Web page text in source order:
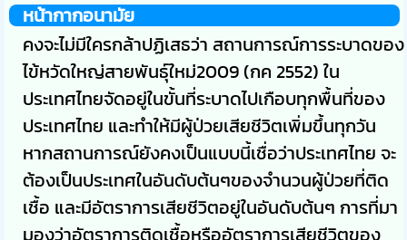
หน้ากากอนามัย
คงจะไม่มีใครกล้าปฏิเสธว่า สถานการณ์การระบาดของ
ไข้หวัดใหญ่สายพันธุ์ใหม่2009 (กค 2552) ใน
ประเทศไทยจัดอยู่ในขั้นที่ระบาดไปเกือบทุกพื้นที่ของ
ประเทศไทย และทำให้มีผู้ป่วยเสียชีวิตเพิ่มขึ้นทุกวัน
หากสถานการณ์ยังคงเป็นแบบนี้เชื่อว่าประเทศไทย จะ
ต้องเป็นประเทศในอันดับต้นๆของจำนวนผู้ป่วยที่ติด
เชื้อ และมีอัตราการเสียชีวิตอยู่ในอันดับต้นๆ การที่มา
มองว่าอัตราการติดเชื้อหรืออัตราการเสียชีวิตของ